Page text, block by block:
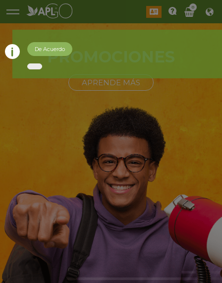
0
PROMOCIONES
APRENDE MÁS
De Acuerdo